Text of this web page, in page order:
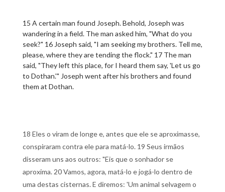
15 A certain man found Joseph. Behold, Joseph was
wandering in a field. The man asked him, "What do you
seek?" 16 Joseph said, "I am seeking my brothers. Tell me,
please, where they are tending the flock." 17 The man
said, "They left this place, for I heard them say, 'Let us go
to Dothan.'" Joseph went after his brothers and found
them at Dothan.
18 Eles o viram de longe e, antes que ele se aproximasse,
conspiraram contra ele para matá-lo. 19 Seus irmãos
disseram uns aos outros: "Eis que o sonhador se
aproxima. 20 Vamos, agora, matá-lo e jogá-lo dentro de
uma destas cisternas. E diremos: 'Um animal selvagem o